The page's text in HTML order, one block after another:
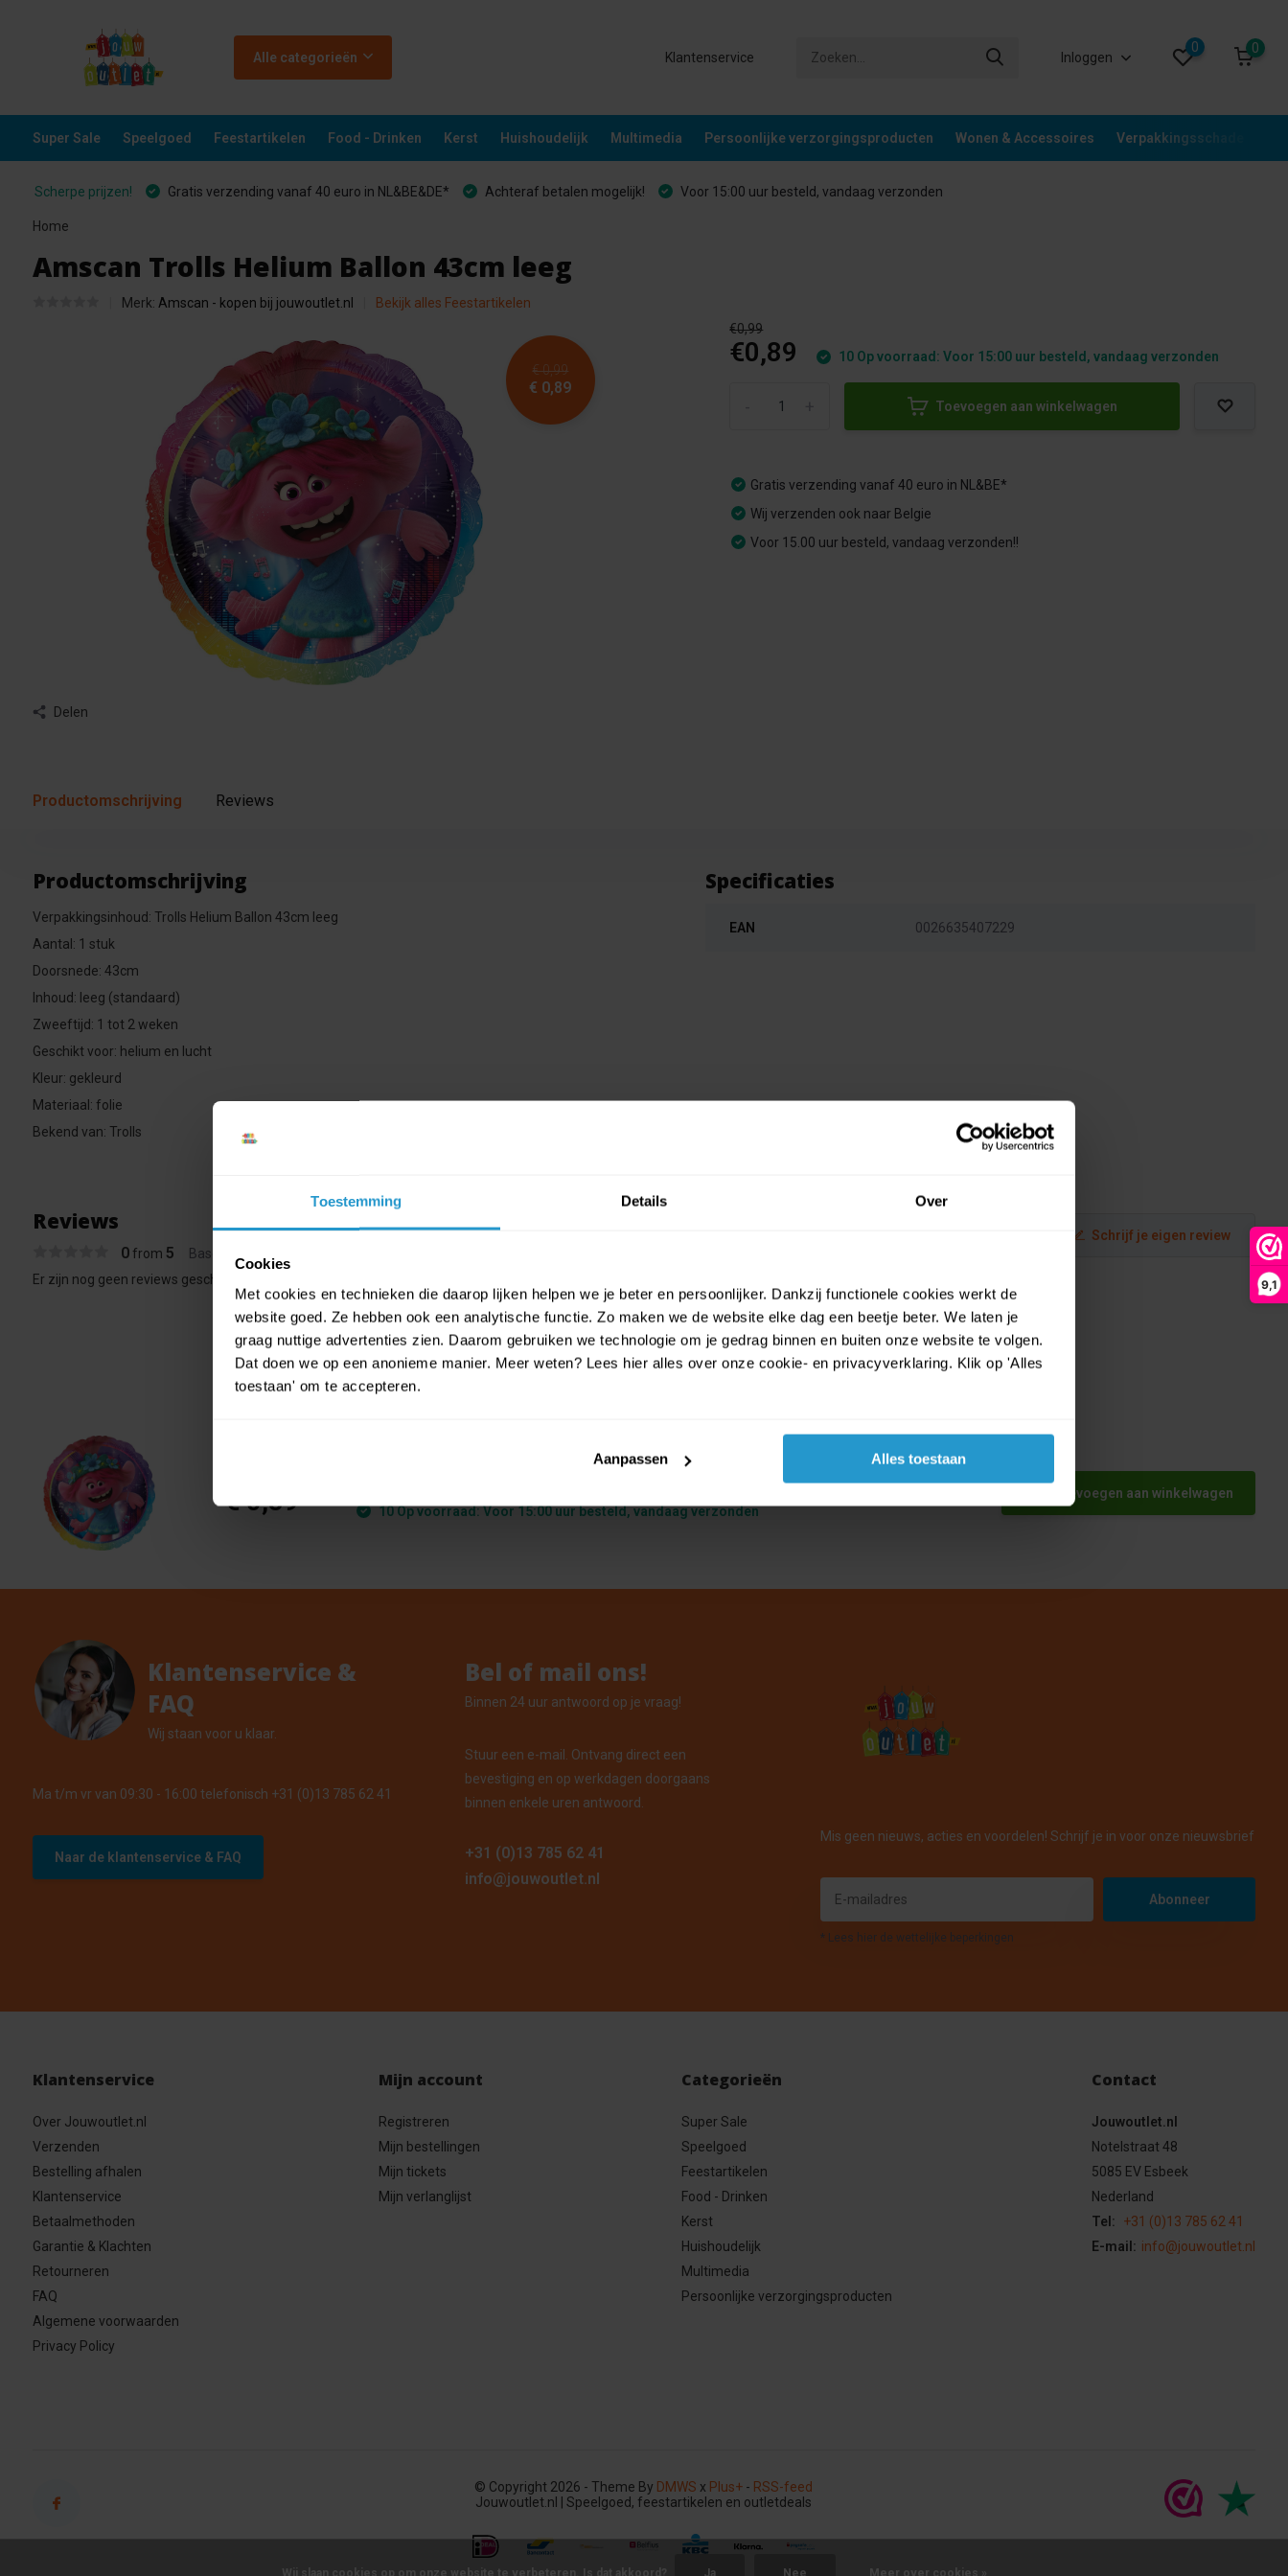
Toestemming Details Over
Cookies
Met cookies en technieken die daarop lijken helpen we je beter en persoonlijker. Dankzij functionele cookies werkt de
website goed. Ze hebben ook een analytische functie. Zo maken we de website elke dag een beetje beter. We laten je
graag nuttige advertenties zien. Daarom gebruiken we technologie om je gedrag binnen en buiten onze website te volgen.
Dat doen we op een anonieme manier. Meer weten? Lees hier alles over onze cookie- en privacyverklaring. Klik op 'Alles
toestaan' om te accepteren.
Aanpassen Alles toestaan
9,1
Alle categorieën Klantenservice Inloggen
0 0
Super Sale Speelgoed Feestartikelen Food - Drinken Kerst Huishoudelijk Multimedia Persoonlijke verzorgingsproducten Wonen & Accessoires Verpakkingsschade
Scherpe prijzen! Gratis verzending vanaf 40 euro in NL&BE&DE* Achteraf betalen mogelijk! Voor 15:00 uur besteld, vandaag verzonden
Home
Amscan Trolls Helium Ballon 43cm leeg
Merk: Amscan - kopen bij jouwoutlet.nl Bekijk alles Feestartikelen
€ 0,99
€ 0,89
Delen
€0,99
€0,89 10 Op voorraad: Voor 15:00 uur besteld, vandaag verzonden
Toevoegen aan winkelwagen
Gratis verzending vanaf 40 euro in NL&BE*
Wij verzenden ook naar Belgie
Voor 15.00 uur besteld, vandaag verzonden!!
Productomschrijving Reviews
Productomschrijving
Verpakkingsinhoud: Trolls Helium Ballon 43cm leeg
Aantal: 1 stuk
Doorsnede: 43cm
Inhoud: leeg (standaard)
Zweeftijd: 1 tot 2 weken
Geschikt voor: helium en lucht
Kleur: gekleurd
Materiaal: folie
Bekend van: Trolls
Specificaties
EAN 0026635407229
Reviews
0from 5 Based on 0 reviews
Schrijf je eigen review
Er zijn nog geen reviews geschreven over dit product..
€ 0,89
Amscan Trolls Helium Ballon 43cm leeg
10 Op voorraad: Voor 15:00 uur besteld, vandaag verzonden
Toevoegen aan winkelwagen
Klantenservice &
FAQ
Wij staan voor u klaar.
Ma t/m vr van 09:30 - 16:00 telefonisch +31 (0)13 785 62 41
Naar de klantenservice & FAQ
Bel of mail ons!
Binnen 24 uur antwoord op je vraag!
Stuur een e-mail. Ontvang direct een
bevestiging en op werkdagen doorgaans
binnen enkele uren antwoord.
+31 (0)13 785 62 41
info@jouwoutlet.nl
Mis geen nieuws, acties en voordelen! Schrijf je in voor onze nieuwsbrief
Abonneer
* Lees hier de wettelijke beperkingen
Klantenservice
Over Jouwoutlet.nl
Verzenden
Bestelling afhalen
Klantenservice
Betaalmethoden
Garantie & Klachten
Retourneren
FAQ
Algemene voorwaarden
Privacy Policy
Mijn account
Registreren
Mijn bestellingen
Mijn tickets
Mijn verlanglijst
Categorieën
Super Sale
Speelgoed
Feestartikelen
Food - Drinken
Kerst
Huishoudelijk
Multimedia
Persoonlijke verzorgingsproducten
Contact
Jouwoutlet.nl
Notelstraat 48
5085 EV Esbeek
Nederland
Tel:
+31 (0)13 785 62 41
E-mail: info@jouwoutlet.nl
© Copyright 2026 - Theme By DMWS x Plus+ - RSS-feed
Jouwoutlet.nl | Speelgoed, feestartikelen en outletdeals
Wij slaan cookies op om onze website te verbeteren. Is dat akkoord? Ja Nee Meer over cookies »